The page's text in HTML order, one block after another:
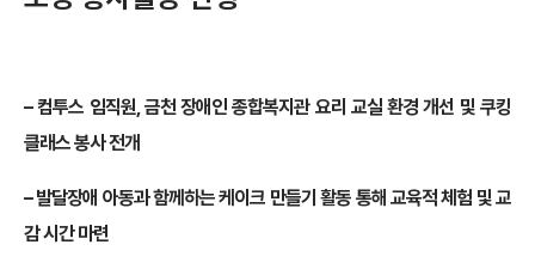
–컴투스 임직원, 금천 장애인 종합복지관 요리 교실 환경 개선 및 쿠킹
클래스 봉사 전개
–발달장애 아동과 함께하는 케이크 만들기 활동 통해 교육적 체험 및 교
감 시간 마련